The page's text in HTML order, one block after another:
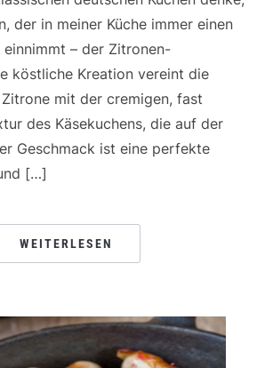
der in meiner Küche immer einen
– der Zitronen-
köstliche Kreation vereint die
mit der cremigen, fast
des Käsekuchens, die auf der
Geschmack ist eine perfekte
[…]
WEITERLESEN